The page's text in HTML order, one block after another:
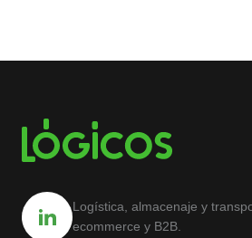
Logística, almacenaje y
ecommerce y B2B.